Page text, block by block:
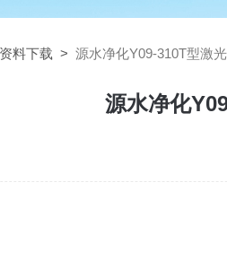
资料下载 > 源水净化Y09-310T型激
源水净化